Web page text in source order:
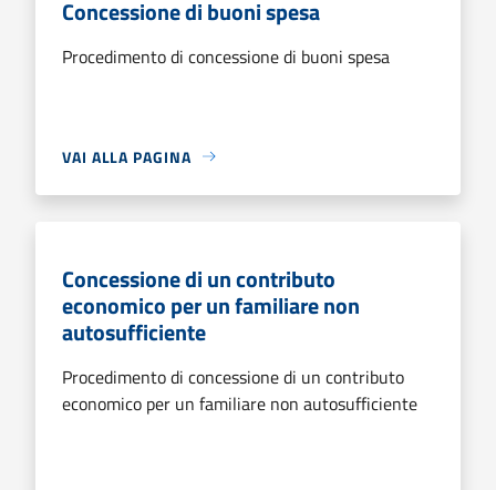
Concessione di buoni spesa
Procedimento di concessione di buoni spesa
VAI ALLA PAGINA
Concessione di un contributo
economico per un familiare non
autosufficiente
Procedimento di concessione di un contributo
economico per un familiare non autosufficiente